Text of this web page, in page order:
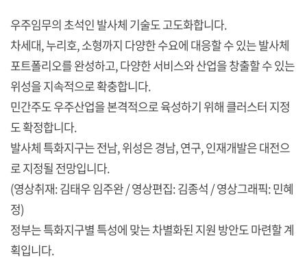
우주임무의 초석인 발사체 기술도 고도화합니다.
차세대, 누리호, 소형까지 다양한 수요에 대응할 수 있는 발사체
포트폴리오를 완성하고, 다양한 서비스와 산업을 창출할 수 있는
위성을 지속적으로 확충합니다.
민간주도 우주산업을 본격적으로 육성하기 위해 클러스터 지정
도 확정합니다.
발사체 특화지구는 전남, 위성은 경남, 연구, 인재개발은 대전으
로 지정될 전망입니다.
(영상취재: 김태우 임주완 / 영상편집: 김종석 / 영상그래픽: 민혜
정)
정부는 특화지구별 특성에 맞는 차별화된 지원 방안도 마련할 계
획입니다.